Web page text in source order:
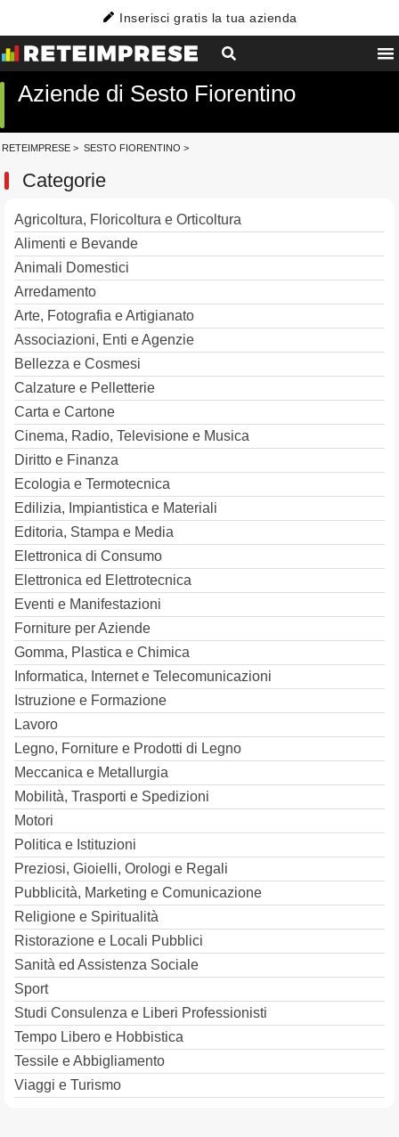
Inserisci gratis la tua azienda
Aziende di Sesto Fiorentino
RETEIMPRESE > SESTO FIORENTINO >
Categorie
Agricoltura, Floricoltura e Orticoltura
Alimenti e Bevande
Animali Domestici
Arredamento
Arte, Fotografia e Artigianato
Associazioni, Enti e Agenzie
Bellezza e Cosmesi
Calzature e Pelletterie
Carta e Cartone
Cinema, Radio, Televisione e Musica
Diritto e Finanza
Ecologia e Termotecnica
Edilizia, Impiantistica e Materiali
Editoria, Stampa e Media
Elettronica di Consumo
Elettronica ed Elettrotecnica
Eventi e Manifestazioni
Forniture per Aziende
Gomma, Plastica e Chimica
Informatica, Internet e Telecomunicazioni
Istruzione e Formazione
Lavoro
Legno, Forniture e Prodotti di Legno
Meccanica e Metallurgia
Mobilità, Trasporti e Spedizioni
Motori
Politica e Istituzioni
Preziosi, Gioielli, Orologi e Regali
Pubblicità, Marketing e Comunicazione
Religione e Spiritualità
Ristorazione e Locali Pubblici
Sanità ed Assistenza Sociale
Sport
Studi Consulenza e Liberi Professionisti
Tempo Libero e Hobbistica
Tessile e Abbigliamento
Viaggi e Turismo